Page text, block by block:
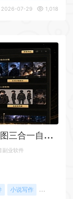
2026-07-29 1,018
云
豆AI漫剧创作工具小说写作AI生图三合一自动分镜配音副业软件
副业软件
小说写作 漫剧创作